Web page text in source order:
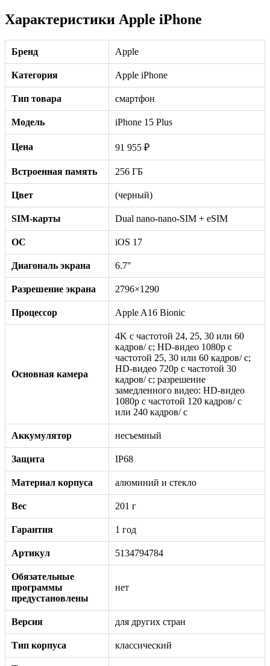
Характеристики Apple iPhone
Бренд Apple
Категория Apple iPhone
Тип товара смартфон
Модель iPhone 15 Plus
Цена 91 955 ₽
Встроенная память 256 ГБ
Цвет (черный)
SIM-карты Dual nano-nano-SIM + eSIM
ОС iOS 17
Диагональ экрана 6.7"
Разрешение экрана 2796×1290
Процессор Apple A16 Bionic
Основная камера
4K с частотой 24, 25, 30 или 60
кадров/ с; HD-видео 1080p с
частотой 25, 30 или 60 кадров/ с;
HD-видео 720p с частотой 30
кадров/ с; разрешение
замедленного видео: HD-видео
1080р c частотой 120 кадров/ с
или 240 кадров/ с
Аккумулятор несъемный
Защита IP68
Материал корпуса алюминий и стекло
Вес 201 г
Гарантия 1 год
Артикул 5134794784
Обязательные
программы
предустановлены
нет
Версия для других стран
Тип корпуса классический